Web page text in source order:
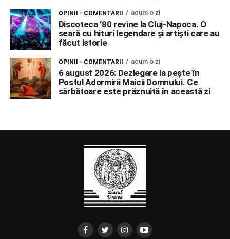
OPINII - COMENTARII acum o zi
Discoteca ’80 revine la Cluj-Napoca. O
seară cu hituri legendare și artiști care au
făcut istorie
OPINII - COMENTARII acum o zi
6 august 2026: Dezlegare la pește în
Postul Adormirii Maicii Domnului. Ce
sărbătoare este prăznuită în această zi